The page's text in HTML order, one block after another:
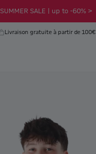
SUMMER SALE | up to -60% >
Livraison gratuite à partir de 100€